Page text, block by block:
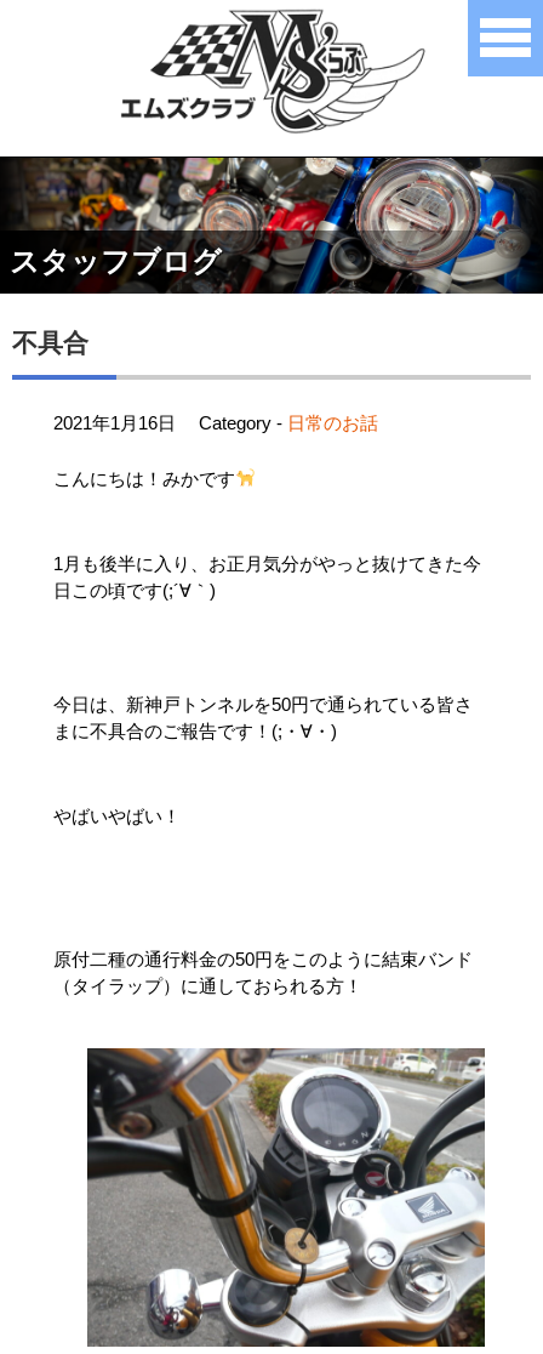
スタッフブログ
不具合
2021年1月16日 Category - 日常のお話
こんにちは！みかです
1月も後半に入り、お正月気分がやっと抜けてきた今
日この頃です(;´∀｀)
今日は、新神戸トンネルを50円で通られている皆さ
まに不具合のご報告です！(;・∀・)
やばいやばい！
原付二種の通行料金の50円をこのように結束バンド
（タイラップ）に通しておられる方！